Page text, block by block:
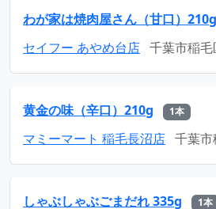
わが家は焼肉屋さん（甘口）210g
セイフー あやめ台店 千葉市稲毛
黄金の味（辛口）210g 1本
マミーマート 稲毛長沼店 千葉
しゃぶしゃぶごまだれ 335g 1本